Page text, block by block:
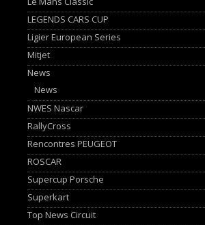
LEGENDS CARS CUP
Ligier European Series
Mitjet
News
News
NWES Nascar
RallyCross
Rencontres PEUGEOT
ROSCAR
Supercup Porsche
Superkart
Top News Circuit